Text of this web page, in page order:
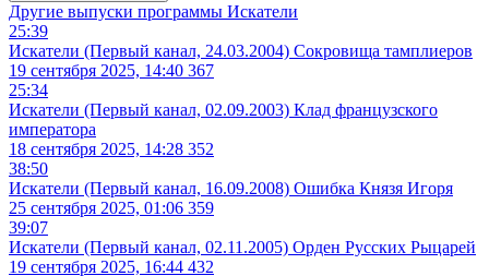
Другие выпуски программы Искатели
25:39
Искатели (Первый канал, 24.03.2004) Сокровища тамплиеров
19 сентября 2025, 14:40 367
25:34
Искатели (Первый канал, 02.09.2003) Клад французского
императора
18 сентября 2025, 14:28 352
38:50
Искатели (Первый канал, 16.09.2008) Ошибка Князя Игоря
25 сентября 2025, 01:06 359
39:07
Искатели (Первый канал, 02.11.2005) Орден Русских Рыцарей
19 сентября 2025, 16:44 432